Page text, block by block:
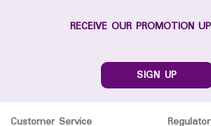
RECEIVE OUR PROMOTION
SIGN UP
Customer Service